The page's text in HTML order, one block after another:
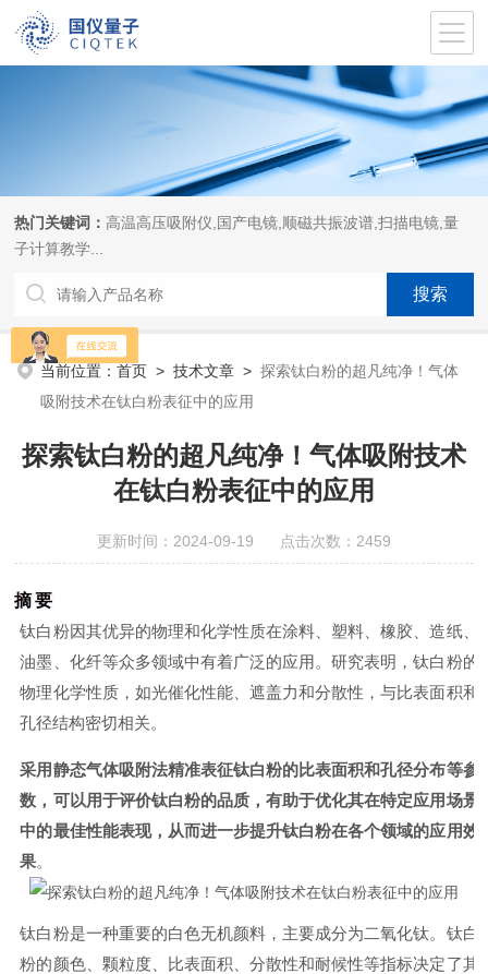
热门关键词： 高温高压吸附仪,国产电镜,顺磁共振波谱,扫描电镜,量
子计算教学...
当前位置：首页 >技术文章 >探索钛白粉的超凡纯净！气体
吸附技术在钛白粉表征中的应用
探索钛白粉的超凡纯净！气体吸附技术
在钛白粉表征中的应用
更新时间：2024-09-19 点击次数：2459
摘要
钛白粉因其优异的物理和化学性质在涂料、塑料、橡胶、造纸、
油墨、化纤等众多领域中有着广泛的应用。研究表明，钛白粉的
物理化学性质，如光催化性能、遮盖力和分散性，与比表面积和
孔径结构密切相关。
采用静态气体吸附法精准表征钛白粉的比表面积和孔径分布等参
数，可以用于评价钛白粉的品质，有助于优化其在特定应用场景
中的最佳性能表现，从而进一步提升钛白粉在各个领域的应用效
果。
钛白粉是一种重要的白色无机颜料，主要成分为二氧化钛。钛白
粉的颜色、颗粒度、比表面积、分散性和耐候性等指标决定了其